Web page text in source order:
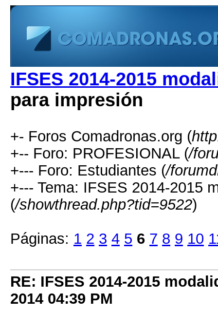
IFSES 2014-2015
para impresión
+- Foros Comadronas.org (
+-- Foro: PROFESIONAL (/
+--- Foro: Estudiantes (/
+--- Tema: IFSES 2014-2015
(/showthread.php?tid=9522)
Páginas: 1 2 3 4 5 6 7 8 9 10
RE: IFSES 2014-2015
2014 04:39 PM